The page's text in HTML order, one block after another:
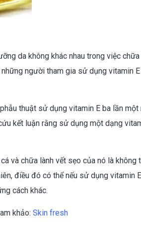
da không khác nhau trong việc
người tham gia sử dụng vitamin
thuật sử dụng vitamin E ba lần
kết luận rằng sử dụng một dạng
và chữa lành vết sẹo của nó là không
điều đó có thể nếu sử dụng vitamin
cách khác.
khảo: Skin fresh